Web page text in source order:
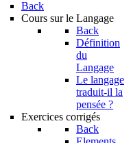
Back
Cours sur le Langage
Back
Définition
du
Langage
Le langage
traduit-il la
pensée ?
Exercices corrigés
Back